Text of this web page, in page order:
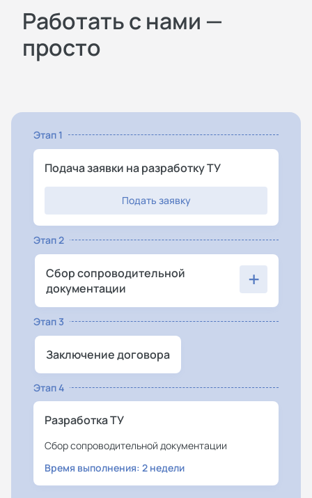
Работать с нами —
просто
Этап 1
Подача заявки на разработку ТУ
Подать заявку
Этап 2
Сбор сопроводительной
документации
+
Этап 3
Заключение договора
Этап 4
Разработка ТУ
Сбор сопроводительной документации
Время выполнения: 2 недели